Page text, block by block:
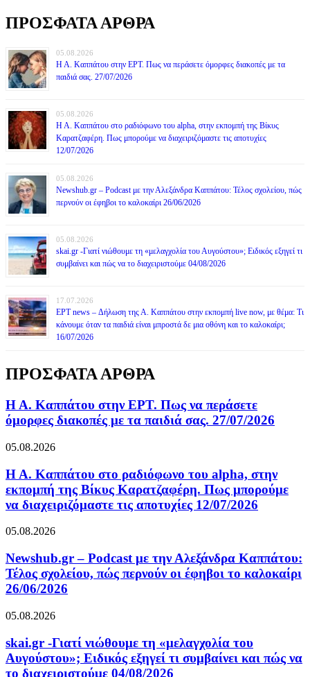
ΠΡΟΣΦΑΤΑ ΑΡΘΡΑ
05.08.2026
Η Α. Καππάτου στην ΕΡΤ. Πως να περάσετε όμορφες διακοπές με τα
παιδιά σας. 27/07/2026
05.08.2026
Η Α. Καππάτου στο ραδιόφωνο του alpha, στην εκπομπή της Βίκυς
Καρατζαφέρη. Πως μπορούμε να διαχειριζόμαστε τις αποτυχίες
12/07/2026
05.08.2026
Newshub.gr – Podcast με την Αλεξάνδρα Καππάτου: Τέλος σχολείου, πώς
περνούν οι έφηβοι το καλοκαίρι 26/06/2026
05.08.2026
skai.gr -Γιατί νιώθουμε τη «μελαγχολία του Αυγούστου»; Ειδικός εξηγεί τι
συμβαίνει και πώς να το διαχειριστούμε 04/08/2026
17.07.2026
ΕΡΤ news – Δήλωση της Α. Καππάτου στην εκπομπή live now, με θέμα: Τι
κάνουμε όταν τα παιδιά είναι μπροστά δε μια οθόνη και το καλοκαίρι;
16/07/2026
ΠΡΟΣΦΑΤΑ ΑΡΘΡΑ
Η Α. Καππάτου στην ΕΡΤ. Πως να περάσετε
όμορφες διακοπές με τα παιδιά σας. 27/07/2026
05.08.2026
Η Α. Καππάτου στο ραδιόφωνο του alpha, στην
εκπομπή της Βίκυς Καρατζαφέρη. Πως μπορούμε
να διαχειριζόμαστε τις αποτυχίες 12/07/2026
05.08.2026
Newshub.gr – Podcast με την Αλεξάνδρα Καππάτου:
Τέλος σχολείου, πώς περνούν οι έφηβοι το καλοκαίρι
26/06/2026
05.08.2026
skai.gr -Γιατί νιώθουμε τη «μελαγχολία του
Αυγούστου»; Ειδικός εξηγεί τι συμβαίνει και πώς να
το διαχειριστούμε 04/08/2026